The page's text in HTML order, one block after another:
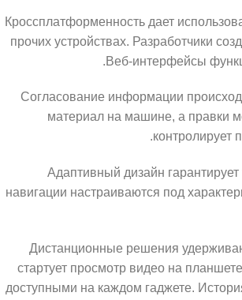
Кроссплатформенность дает
прочих устройствах. Разработчики
Веб-интерфейсы
Согласование информации
материал на машине, а правки
контролирует
Адаптивный дизайн
навигации настраиваются под
Дистанционные решения
стартует просмотр видео на
доступными на каждом гаджете.